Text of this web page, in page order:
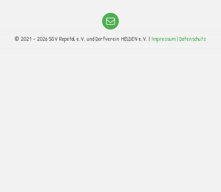
© 2021 - 2026 SGV Repetal e.V. und Dorfverein HELDEN e.V. | Impressum | Datenschutz